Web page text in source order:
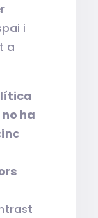
i
a
ha